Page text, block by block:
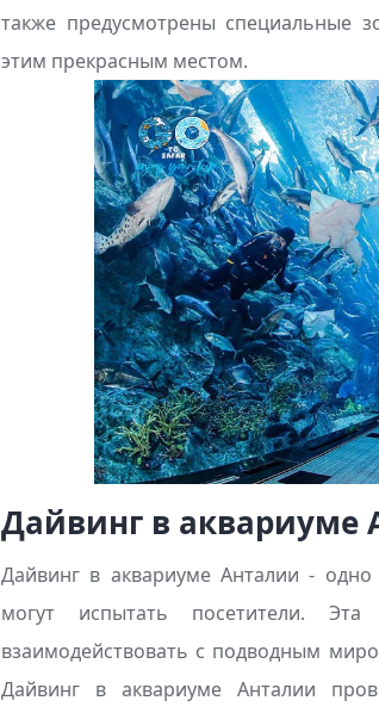
также предусмотрены специальные
этим прекрасным местом.
Дайвинг в аквариуме
Дайвинг в аквариуме Анталии -
могут испытать посетители.
взаимодействовать с подводным
Дайвинг в аквариуме Анталии